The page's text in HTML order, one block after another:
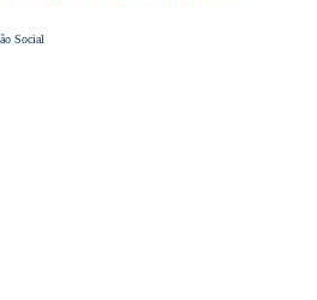
Social